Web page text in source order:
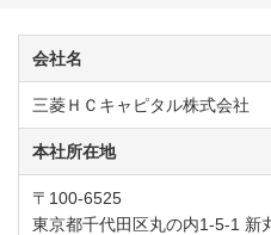
会社名
三菱ＨＣキャピタル株式会社
本社所在地
〒100-6525
東京都千代田区丸の内1-5-1 新